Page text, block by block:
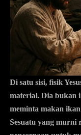
Di satu sisi, fisik
material. Dia bukan
meminta makan
Sesuatu yang murni